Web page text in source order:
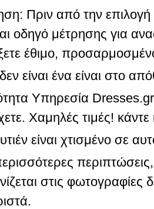
Πριν από την
οδηγό μέτρησης για
έθιμο,
είναι ένα είναι στο
Υπηρεσία
Χαμηλές τιμές! κάντε
είναι χτισμένο σε
στις φωτογραφίες